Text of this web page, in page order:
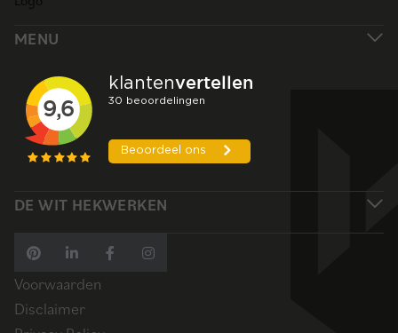
MENU
DE WIT HEKWERKEN
Voorwaarden
Disclaimer